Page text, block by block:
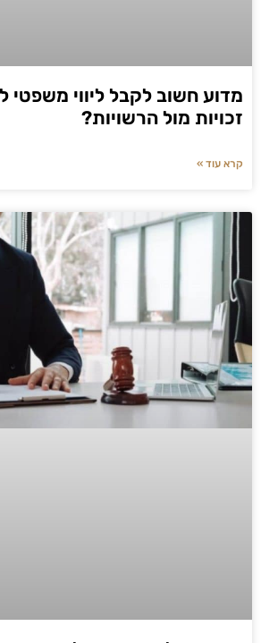
מדוע חשוב לקבל ליווי משפטי
זכויות מול הרשויות?
קרא עוד »